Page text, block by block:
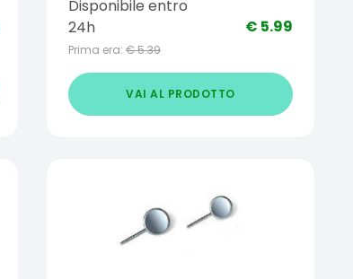
Disponibile entro
24h
Prima era: €5.39
€ 5.99
VAI AL PRODOTTO